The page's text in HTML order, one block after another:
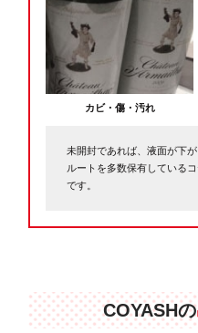
カビ・傷・汚れ
未開封であれば、液面が下
ルートを多数保有している
です。
COYASHの